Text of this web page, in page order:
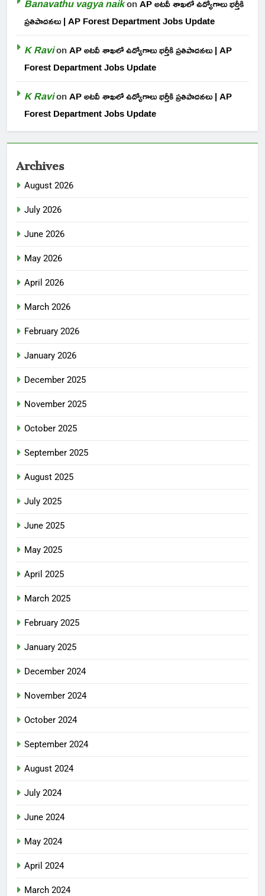
onAP అటవీ శాఖలో ఉద్యోగాలు భర్తీకి
ప్రతిపాదనలు | AP Forest Department Jobs Update
K RavionAP అటవీ శాఖలో ఉద్యోగాలు భర్తీకి ప్రతిపాదనలు | AP
Forest Department Jobs Update
K RavionAP అటవీ శాఖలో ఉద్యోగాలు భర్తీకి ప్రతిపాదనలు | AP
Forest Department Jobs Update
Archives
August 2026
July 2026
June 2026
May 2026
April 2026
March 2026
February 2026
January 2026
December 2025
November 2025
October 2025
September 2025
August 2025
July 2025
June 2025
May 2025
April 2025
March 2025
February 2025
January 2025
December 2024
November 2024
October 2024
September 2024
August 2024
July 2024
June 2024
May 2024
April 2024
March 2024